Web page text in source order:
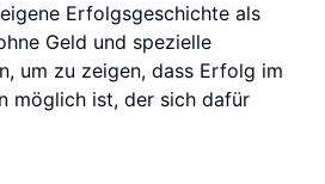
Erfolgsgeschichte als
Geld und spezielle
um zu zeigen, dass Erfolg im
möglich ist, der sich dafür